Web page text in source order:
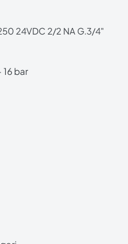
24VDC 2/2 NA G.3/4"
bar